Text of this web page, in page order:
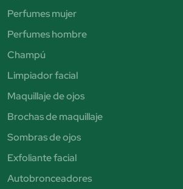
Perfumes mujer
Perfumes hombre
Champú
Limpiador facial
Maquillaje de ojos
Brochas de maquillaje
Sombras de ojos
Exfoliante facial
Autobronceadores